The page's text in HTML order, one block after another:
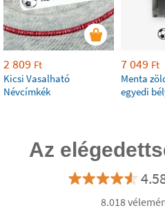
2 809 Ft
Kicsi Vasalható
Névcímkék
7 049 Ft
Menta
egyedi
Az
8.018